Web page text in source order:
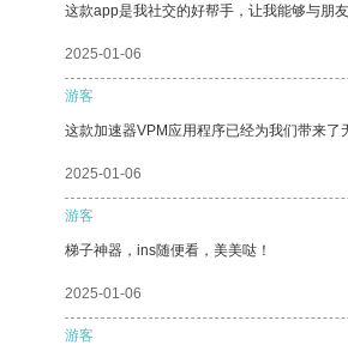
这款app是我社交的好帮手，让我能够与朋
2025-01-06
游客
这款加速器VPM应用程序已经为我们带来了
2025-01-06
游客
梯子神器，ins随便看，美美哒！
2025-01-06
游客